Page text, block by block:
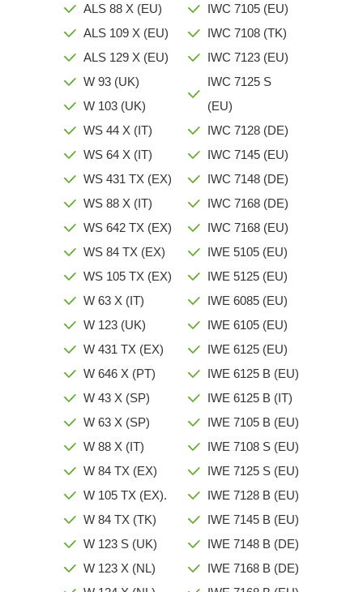
ALS 88 X (EU)
ALS 109 X (EU)
ALS 129 X (EU)
W 93 (UK)
W 103 (UK)
WS 44 X (IT)
WS 64 X (IT)
WS 431 TX (EX)
WS 88 X (IT)
WS 642 TX (EX)
WS 84 TX (EX)
WS 105 TX (EX)
W 63 X (IT)
W 123 (UK)
W 431 TX (EX)
W 646 X (PT)
W 43 X (SP)
W 63 X (SP)
W 88 X (IT)
W 84 TX (EX)
W 105 TX (EX).
W 84 TX (TK)
W 123 S (UK)
W 123 X (NL)
IWC 7105 (EU)
IWC 7108 (TK)
IWC 7123 (EU)
IWC 7125 S
(EU)
IWC 7128 (DE)
IWC 7145 (EU)
IWC 7148 (DE)
IWC 7168 (DE)
IWC 7168 (EU)
IWE 5105 (EU)
IWE 5125 (EU)
IWE 6085 (EU)
IWE 6105 (EU)
IWE 6125 (EU)
IWE 6125 B (EU)
IWE 6125 B (IT)
IWE 7105 B (EU)
IWE 7108 S (EU)
IWE 7125 S (EU)
IWE 7128 B (EU)
IWE 7145 B (EU)
IWE 7148 B (DE)
IWE 7168 B (DE)